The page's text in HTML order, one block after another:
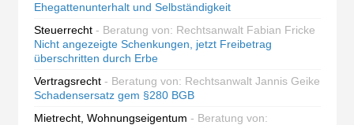
Ehegattenunterhalt und Selbständigkeit
Steuerrecht - Beratung von: Rechtsanwalt Fabian Fricke
Nicht angezeigte Schenkungen, jetzt Freibetrag
überschritten durch Erbe
Vertragsrecht - Beratung von: Rechtsanwalt Jannis Geike
Schadensersatz gem §280 BGB
Mietrecht, Wohnungseigentum - Beratung von: